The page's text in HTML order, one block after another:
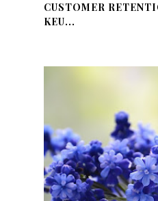
CUSTOMER
KEU...